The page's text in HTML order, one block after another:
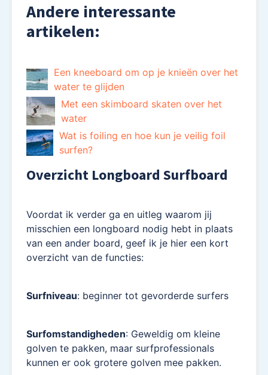
Andere interessante
artikelen:
Een kneeboard om op je knieën over het
water te glijden
Met een skimboard skaten over het
water
Wat is foiling en hoe kun je veilig foil
surfen?
Overzicht Longboard Surfboard
Voordat ik verder ga en uitleg waarom jij
misschien een longboard nodig hebt in plaats
van een ander board, geef ik je hier een kort
overzicht van de functies:
Surfniveau: beginner tot gevorderde surfers
Surfomstandigheden: Geweldig om kleine
golven te pakken, maar surfprofessionals
kunnen er ook grotere golven mee pakken.